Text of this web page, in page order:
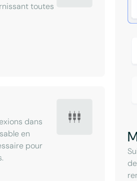
toutes
dans
en
pour